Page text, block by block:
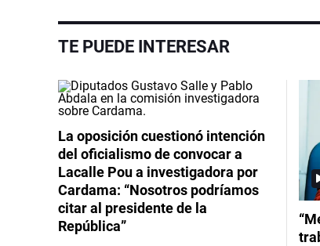
TE PUEDE INTERESAR
La oposición cuestionó intención
del oficialismo de convocar a
Lacalle Pou a investigadora por
Cardama: “Nosotros podríamos
citar al presidente de la
República”